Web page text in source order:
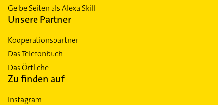
Gelbe Seiten als Alexa Skill
Unsere Partner
Kooperationspartner
Das Telefonbuch
Das Örtliche
Zu finden auf
Instagram